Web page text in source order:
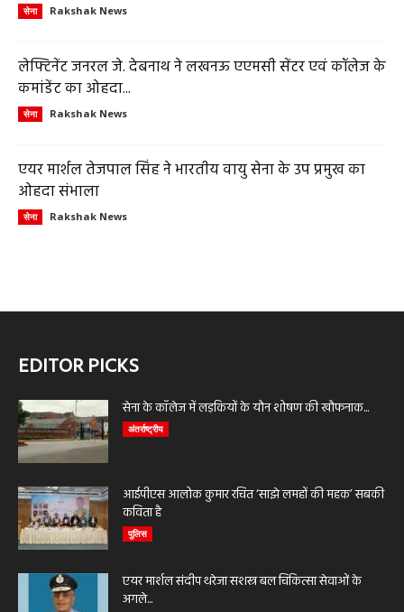
सेना Rakshak News
लेफ्टिनेंट जनरल जे. देबनाथ ने लखनऊ एएमसी सेंटर एवं कॉलेज के
कमांडेंट का ओहदा...
सेना Rakshak News
एयर मार्शल तेजपाल सिंह ने भारतीय वायु सेना के उप प्रमुख का
ओहदा संभाला
सेना Rakshak News
EDITOR PICKS
सेना के कॉलेज में लड़कियों के यौन शोषण की खौफनाक...
अंतर्राष्ट्रीय
आईपीएस आलोक कुमार रचित ‘साझे लमहों की महक’ सबकी
कविता है
पुलिस
एयर मार्शल संदीप थरेजा सशस्त्र बल चिकित्सा सेवाओं के
अगले...